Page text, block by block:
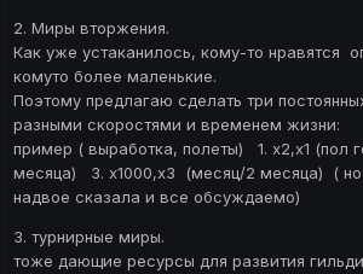
2. Миры вторжения.
Как уже устаканилось, кому-то нравятся
комуто более маленькие.
Поэтому предлагаю сделать три
разными скоростями и временем жизни:
пример ( выработка, полеты) 1. х2,х1 (пол
месяца) 3. х1000,х3 (месяц/2 месяца) (
надвое сказала и все обсуждаемо)
3. турнирные миры.
тоже дающие ресурсы для развития